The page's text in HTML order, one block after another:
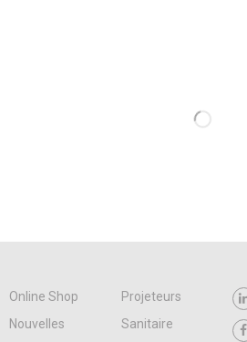
Online Shop
Projeteurs
Nouvelles
Sanitaire